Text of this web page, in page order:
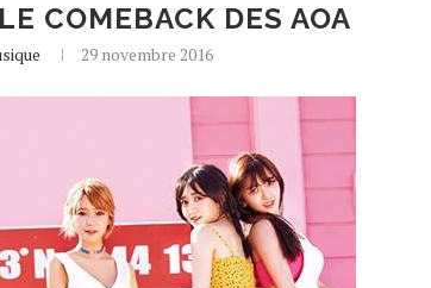
COMEBACK DES AOA
29 novembre 2016